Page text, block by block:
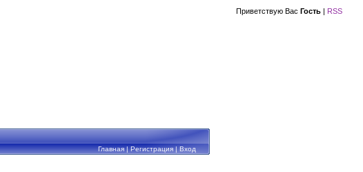
Приветствую Вас Гость | RSS
Главная|Регистрация|Вход